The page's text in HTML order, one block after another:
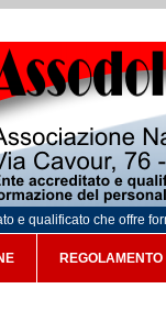
e qualificato che offre
REGOLAMENTO